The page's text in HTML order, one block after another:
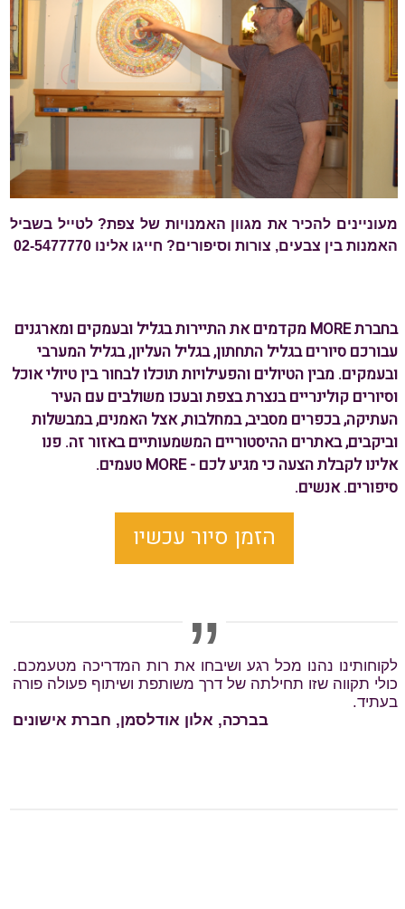
מעוניינים להכיר את מגוון האמנויות של צפת? לטייל בשביל
האמנות בין צבעים, צורות וסיפורים? חייגו אלינו 02-5477770
בחברת MORE מקדמים את התיירות בגליל ובעמקים ומארגנים
עבורכם סיורים בגליל התחתון, בגליל העליון, בגליל המערבי
ובעמקים. מבין הטיולים והפעילויות תוכלו לבחור בין טיולי אוכל
וסיורים קולינריים בנצרת בצפת ובעכו משולבים עם העיר
העתיקה, בכפרים מסביב, במחלבות, אצל האמנים, במבשלות
וביקבים, באתרים ההיסטוריים המשמעותיים באזור זה. פנו
אלינו לקבלת הצעה כי מגיע לכם - MORE טעמים.
סיפורים. אנשים.
הזמן סיור עכשיו